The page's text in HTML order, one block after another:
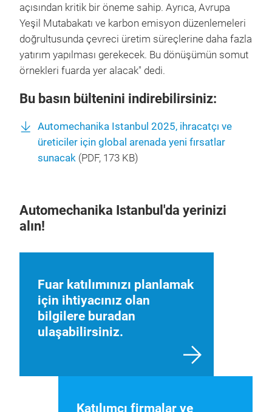
açısından kritik bir öneme sahip. Ayrıca, Avrupa
Yeşil Mutabakatı ve karbon emisyon düzenlemeleri
doğrultusunda çevreci üretim süreçlerine daha fazla
yatırım yapılması gerekecek. Bu dönüşümün somut
örnekleri fuarda yer alacak" dedi.
Bu basın bültenini indirebilirsiniz:
Automechanika Istanbul 2025, ihracatçı ve
üreticiler için global arenada yeni fırsatlar
sunacak (PDF, 173 KB)
Automechanika Istanbul'da yerinizi
alın!
Fuar katılımınızı planlamak
için ihtiyacınız olan
bilgilere buradan
ulaşabilirsiniz.
Katılımcı firmalar ve